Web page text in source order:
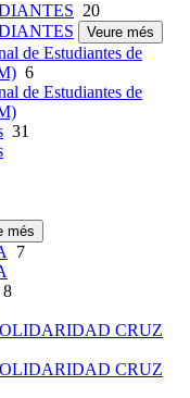
20
Veure més
de Estudiantes de
6
de Estudiantes de
31
més
7
8
CRUZ
CRUZ